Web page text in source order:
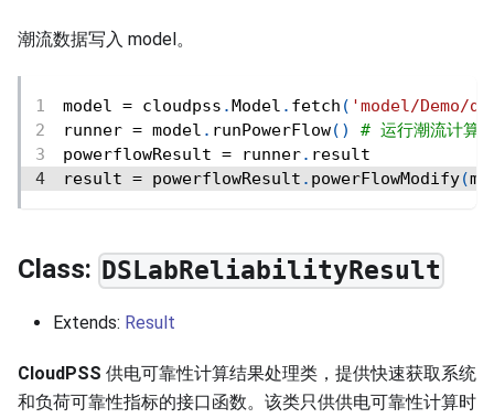
潮流数据写入 model。
model = cloudpss .Model . fetch ( 'model/Demo/
runner = model . runPowerFlow( )
# 运行潮流计算
powerflowResult = runner. result
result = powerflowResult . powerFlowModify(
Class: DSLabReliabilityResult
Extends: Result
CloudPSS 供电可靠性计算结果处理类，提供快速获取系统
和负荷可靠性指标的接口函数。该类只供供电可靠性计算时